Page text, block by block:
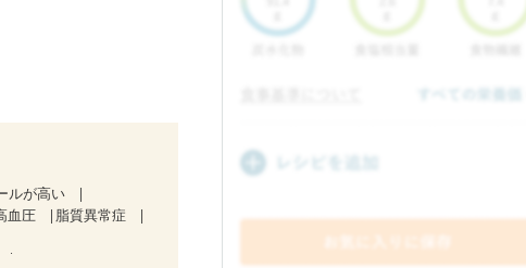
ルが高い
血圧
脂質異常症